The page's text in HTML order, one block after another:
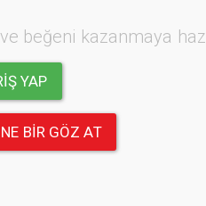
beğeni kazanmaya
YAP
BIR GÖZ AT